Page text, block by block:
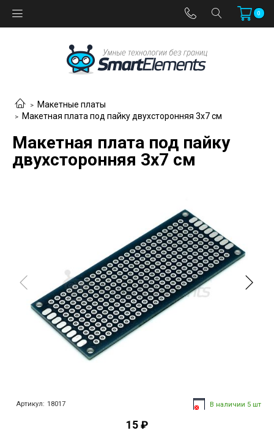
0
Макетные платы
Макетная плата под пайку двухсторонняя 3х7 см
Макетная плата под пайку
двухсторонняя 3х7 см
Артикул: 18017 В наличии 5 шт
15 ₽